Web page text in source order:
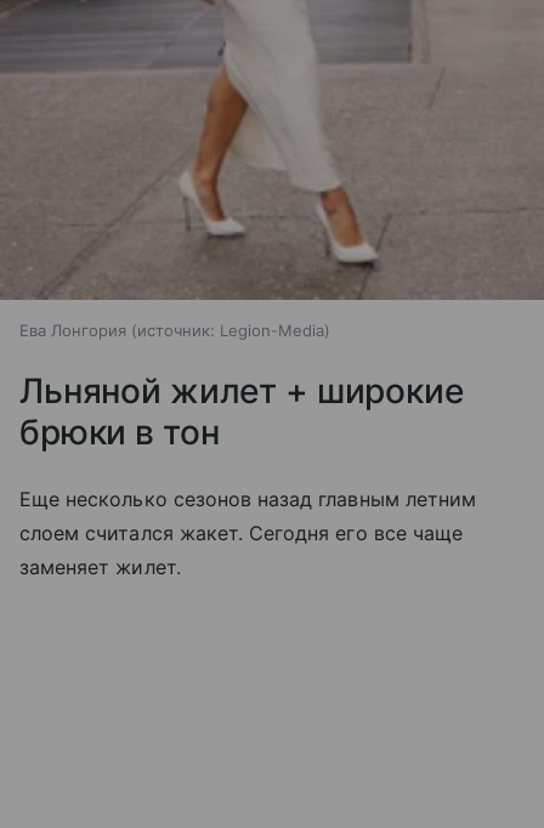
Ева Лонгория источник: Legion-Media
Льняной жилет + широкие
брюки в тон
Еще несколько сезонов назад главным летним
слоем считался жакет. Сегодня его все чаще
заменяет жилет.